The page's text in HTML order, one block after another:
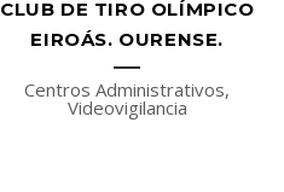
CLUB DE TIRO OLÍMPICO
EIROÁS. OURENSE.
Centros Administrativos,
Videovigilancia